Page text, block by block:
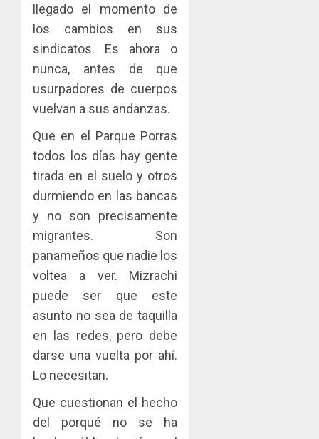
llegado el momento de
los cambios en sus
sindicatos. Es ahora o
nunca, antes de que
usurpadores de cuerpos
vuelvan a sus andanzas.
Que en el Parque Porras
todos los días hay gente
tirada en el suelo y otros
durmiendo en las bancas
y no son precisamente
migrantes. Son
panameños que nadie los
voltea a ver. Mizrachi
puede ser que este
asunto no sea de taquilla
en las redes, pero debe
darse una vuelta por ahí.
Lo necesitan.
Que cuestionan el hecho
del porqué no se ha